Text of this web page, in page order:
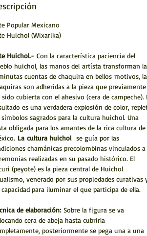
Popular Mexicano
Huichol (Wixarika)
Huichol.- Con la característica paciencia del
huichol, las manos del artísta transforman
cuentas de chaquira en bellos motivos,
son adheridas a la pieza que previamente
sido cubierta con el ahesivo (cera de campeche).
es una verdadera explosión de color,
símbolos sagrados para la cultura huichol. Una
obligada para los amantes de la rica cultura de
La cultura huichol se guía por las
chamánicas precolombinas vinculados a
realizadas en su pasado histórico. El
(peyote) es la pieza central de Huichol
venerado por sus propiedades curativas
capacidad para iluminar el que participa de ella.
de elaboración: Sobre la figura se va
cera de abeja hasta cubrirla
posteriormente se pega una a una